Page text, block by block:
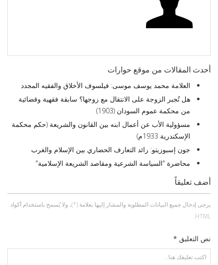
أحدث المقالات من موقع حوارات
العلامة محمد يوسف موسى: فيلسوف الأخلاق والفقيه المجدد
هل تُجبر الزوجة على الانتقال مع زوجها؟ سابقة فقهية وقضائية
من محكمة عموم السودان (1903)
مسؤولية الأب عن أعمال ابنه بين القانون والشريعة (حكم محكمة
الإسكندرية 1933م)
جون إسبوزيتو: رائد التعارف الحضاري بين الإسلام والغرب
محاضرة "السياسة الشرعية ومقاصد الشريعة الإسلامية"
أضف تعليقاً
يرجى إدخال جميع البيانات المطلوبة والمشار إليها بعلامة (*)، ولا يُسمح باستخدام أكواد
HTML.
نص التعليق *